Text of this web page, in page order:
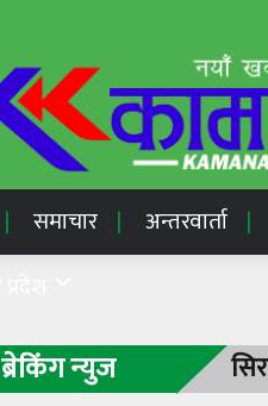
समाचार अन्तरवार्ता
ब्रेकिंग न्युज